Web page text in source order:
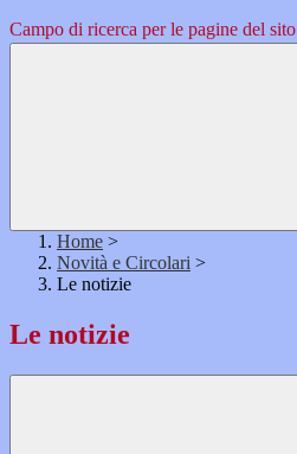
Campo di ricerca per le pagine del sito
Home >
Novità e Circolari >
Le notizie
Le notizie